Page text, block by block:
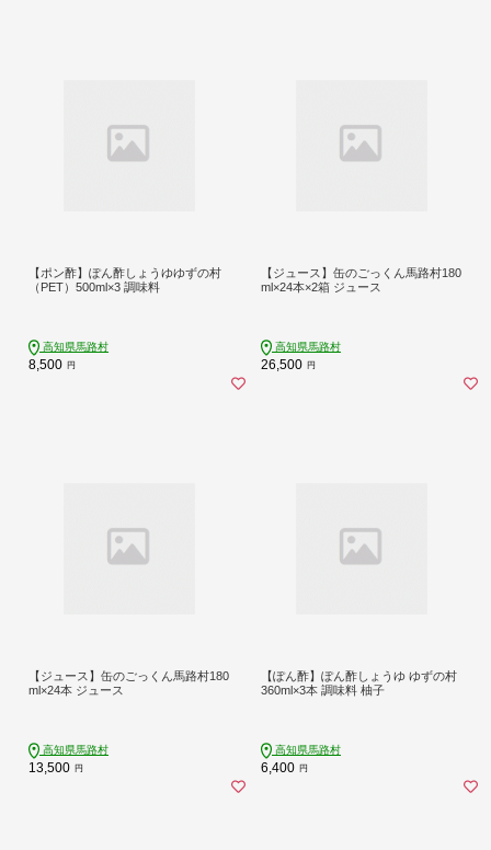
【ポン酢】ぽん酢しょうゆゆずの村
（PET）500ml×3 調味料
高知県馬路村
8,500 円
【ジュース】缶のごっくん馬路村180
ml×24本×2箱 ジュース
高知県馬路村
26,500 円
【ジュース】缶のごっくん馬路村180
ml×24本 ジュース
高知県馬路村
13,500 円
【ぽん酢】ぽん酢しょうゆ ゆずの村
360ml×3本 調味料 柚子
高知県馬路村
6,400 円